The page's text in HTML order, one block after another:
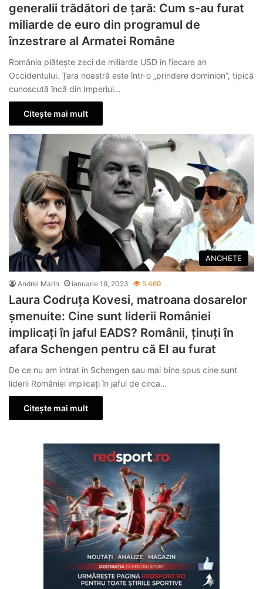
generalii trădători de țară: Cum s-au furat
miliarde de euro din programul de
înzestrare al Armatei Române
România plăteşte zeci de miliarde USD în fiecare an
Occidentului. Țara noastră este într-o „prindere dominion”, tipică
cunoscută încă din Imperiul…
Citește mai mult
ANCHETE
Andrei Marin ianuarie 19, 2023 5.469
Laura Codruța Kovesi, matroana dosarelor
șmenuite: Cine sunt liderii României
implicați în jaful EADS? Românii, ținuți în
afara Schengen pentru că EI au furat
De ce nu am intrat în Schengen sau mai bine spus cine sunt
liderii României implicați în jaful de circa…
Citește mai mult